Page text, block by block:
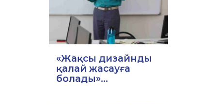
«Жақсы дизайнды
қалай жасауға
болады»...